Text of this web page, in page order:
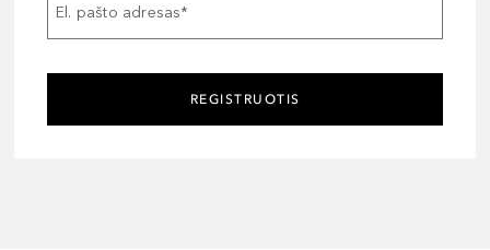
El. pašto adresas*
REGISTRUOTIS